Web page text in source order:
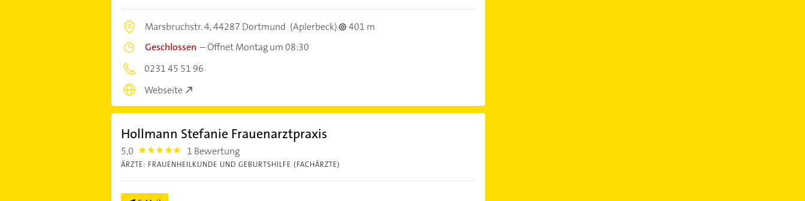
Marsbruchstr. 4,44287 Dortmund (Aplerbeck)
401 m
Geschlossen –Öffnet Montag um 08:30
0231 45 51 96
Webseite
Hollmann Stefanie Frauenarztpraxis
5,0 5.0 1 Bewertung
ÄRZTE: FRAUENHEILKUNDE UND GEBURTSHILFE (FACHÄRZTE)